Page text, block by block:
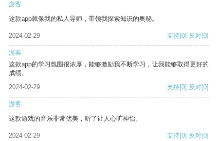
游客
这款app就像我的私人导师，带领我探索知识的奥秘。
2024-02-29 支持[0] 反对[0]
游客
这款app的学习氛围很浓厚，能够激励我不断学习，让我能够取得更好的
成绩。
2024-02-29
支持[0] 反对[0]
游客
这款游戏的音乐非常优美，听了让人心旷神怡。
2024-02-29 支持[0] 反对[0]